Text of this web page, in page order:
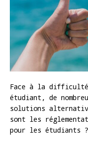
Face à la difficulté
étudiant, de
solutions
sont les
pour les étudiants ?